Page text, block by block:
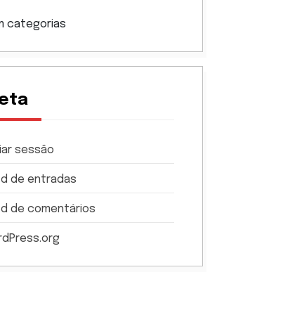
categorias
sessão
de entradas
de comentários